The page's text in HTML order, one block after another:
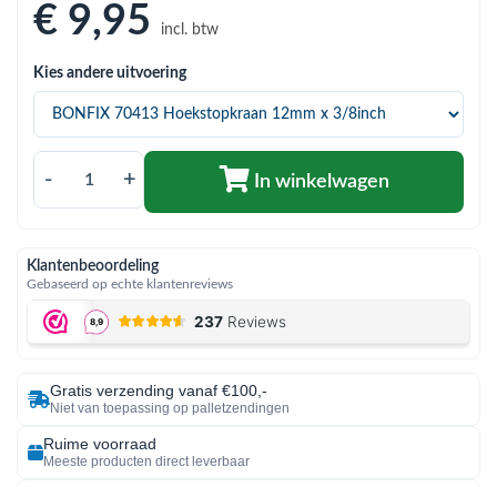
(Sanitair)
(Verwarming, kachels & ketels)
(Warmtepompen en warmtepompboilers)
€ 9,95 incl. btw
Kies andere uitvoering
- + In winkelwagen
Klantenbeoordeling
Gebaseerd op echte klantenreviews
Gratis verzending vanaf €100,-
Niet van toepassing op palletzendingen
Ruime voorraad
Meeste producten direct leverbaar